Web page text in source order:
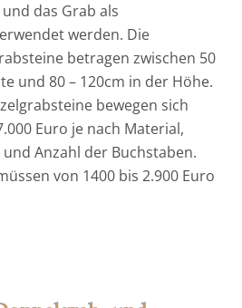
das Grab als
werden. Die
betragen zwischen 50
und 80 – 120cm in der Höhe.
bewegen sich
Euro je nach Material,
Anzahl der Buchstaben.
von 1400 bis 2.900 Euro